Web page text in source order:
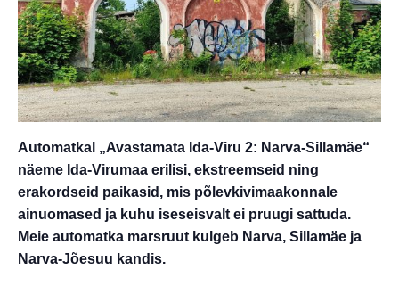
Automatkal „Avastamata Ida-Viru 2: Narva-Sillamäe“
näeme Ida-Virumaa erilisi, ekstreemseid ning
erakordseid paikasid, mis põlevkivimaakonnale
ainuomased ja kuhu iseseisvalt ei pruugi sattuda.
Meie automatka marsruut kulgeb Narva, Sillamäe ja
Narva-Jõesuu kandis.